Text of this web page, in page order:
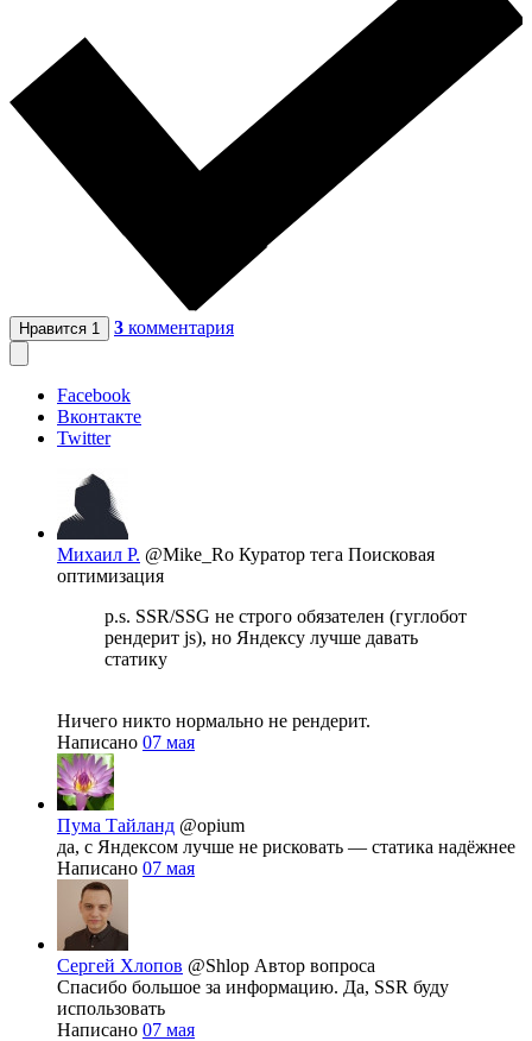
Нравится 1 3 комментария
Facebook
Вконтакте
Twitter
Михаил Р. @Mike_Ro Куратор тега Поисковая
оптимизация
p.s. SSR/SSG не строго обязателен (гуглобот
рендерит js), но Яндексу лучше давать
статику
Ничего никто нормально не рендерит.
Написано 07 мая
Пума Тайланд @opium
да, с Яндексом лучше не рисковать — статика надёжнее
Написано 07 мая
Сергей Хлопов @Shlop Автор вопроса
Спасибо большое за информацию. Да, SSR буду
использовать
Написано 07 мая